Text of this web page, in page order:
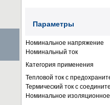
Параметры
Номинальное напряжение
Номинальный ток
Категория применения
Тепловой ток с
Термический ток с
Номинальное